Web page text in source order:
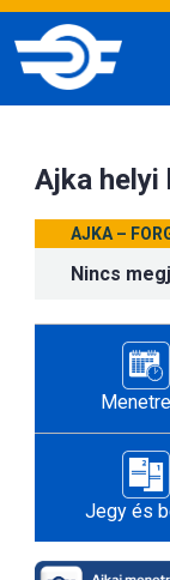
Ajka helyi
AJKA –
Nincs
Jegy és